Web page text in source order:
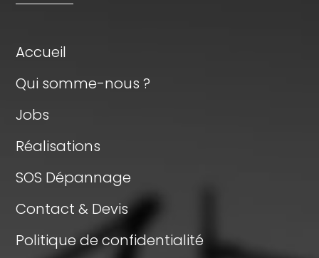
Accueil
Qui somme-nous ?
Jobs
Réalisations
SOS Dépannage
Contact & Devis
Politique de confidentialité